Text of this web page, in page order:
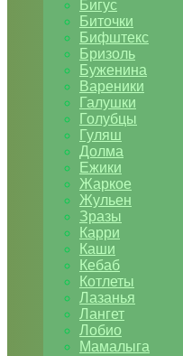
Бигус
Биточки
Бифштекс
Бризоль
Буженина
Вареники
Галушки
Голубцы
Гуляш
Долма
Ежики
Жаркое
Жульен
Зразы
Карри
Каши
Кебаб
Котлеты
Лазанья
Лангет
Лобио
Мамалыга